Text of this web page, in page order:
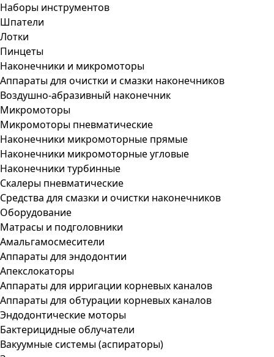
Наборы инструментов
Шпатели
Лотки
Пинцеты
Наконечники и микромоторы
Аппараты для очистки и смазки наконечников
Воздушно-абразивный наконечник
Микромоторы
Микромоторы пневматические
Наконечники микромоторные прямые
Наконечники микромоторные угловые
Наконечники турбинные
Скалеры пневматические
Средства для смазки и очистки наконечников
Оборудование
Матрасы и подголовники
Амальгамосмесители
Аппараты для эндодонтии
Апекслокаторы
Аппараты для ирригации корневых каналов
Аппараты для обтурации корневых каналов
Эндодонтические моторы
Бактерицидные облучатели
Вакуумные системы (аспираторы)